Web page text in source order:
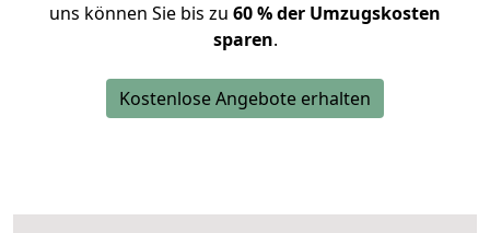
uns können Sie bis zu 60 % der Umzugskosten
sparen.
Kostenlose Angebote erhalten